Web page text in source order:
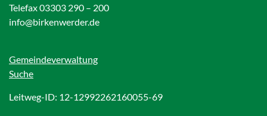
Telefax 03303 290 – 200
info@birkenwerder.de
Gemeindeverwaltung
Suche
Leitweg-ID: 12-12992262160055-69